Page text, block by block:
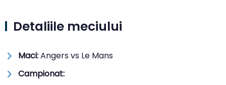
Detaliile meciului
Maci:Angers vs Le Mans
Campionat: